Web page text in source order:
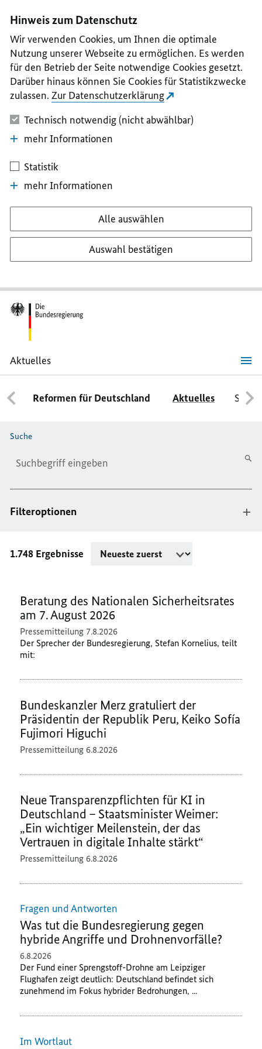
II
III
IV
V
Hinweis zum Datenschutz
Wir verwenden Cookies, um Ihnen die optimale
Nutzung unserer Webseite zu ermöglichen. Es werden
für den Betrieb der Seite notwendige Cookies gesetzt.
Darüber hinaus können Sie Cookies für Statistikzwecke
zulassen. Zur Datenschutzerklärung
Technisch notwendig (nicht abwählbar)
mehr Informationen
Statistik
mehr Informationen
Alle auswählen
Auswahl bestätigen
Aktuelles
Aktuelles
Reformen für Deutschland Aktuelles
Bitte geben Sie höchstens 256 Zeichen ein.
Suche
Filteroptionen
1.748 Ergebnisse
Beratung des Nationalen Sicherheitsrates
am 7. August 2026
Pressemitteilung 7.8.2026
Der Sprecher der Bundesregierung, Stefan Kornelius, teilt
mit:
Bundeskanzler Merz gratuliert der
Präsidentin der Republik Peru, Keiko Sofía
Fujimori Higuchi
Pressemitteilung6.8.2026
Neue Transparenzpflichten für KI in
Deutschland – Staatsminister Weimer:
„Ein wichtiger Meilenstein, der das
Vertrauen in digitale Inhalte stärkt“
Pressemitteilung6.8.2026
Fragen und Antworten
Was tut die Bundesregierung gegen
hybride Angriffe und Drohnenvorfälle?
6.8.2026
Der Fund einer Sprengstoff-Drohne am Leipziger
Flughafen zeigt deutlich: Deutschland befindet sich
zunehmend im Fokus hybrider Bedrohungen, ...
Im Wortlaut